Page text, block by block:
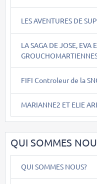
LES AVENTURES DE
LA SAGA DE JOSE, EVA
FIFI Controleur de la
MARIANNE2 ET ELIE
QUI SOMMES
QUI SOMMES NOUS?